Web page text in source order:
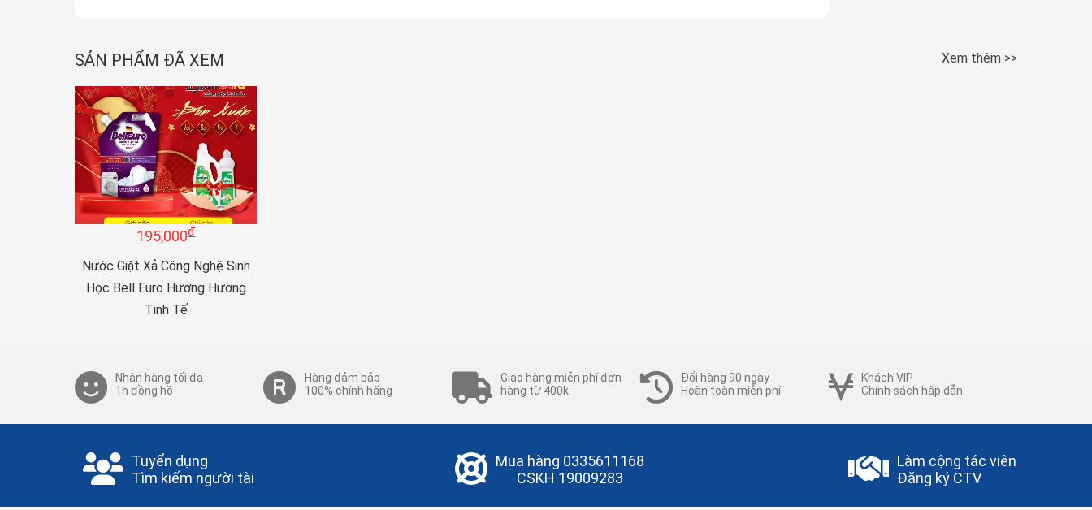
SẢN PHẨM ĐÃ XEM Xem thêm >>
195,000đ
Nước Giặt Xả Công Nghệ Sinh
Học Bell Euro Hương Hương
Tinh Tế
Nhận hàng tối đa
1h đồng hồ
Hàng đảm bảo
100% chính hãng
Giao hàng miễn phí đơn
hàng từ 400k
Đổi hàng 90 ngày
Hoàn toàn miễn phí
Khách VIP
Chính sách hấp dẫn
Tuyển dụng
Tìm kiếm người tài
Mua hàng 0335611168
CSKH 19009283
Làm cộng tác viên
Đăng ký CTV